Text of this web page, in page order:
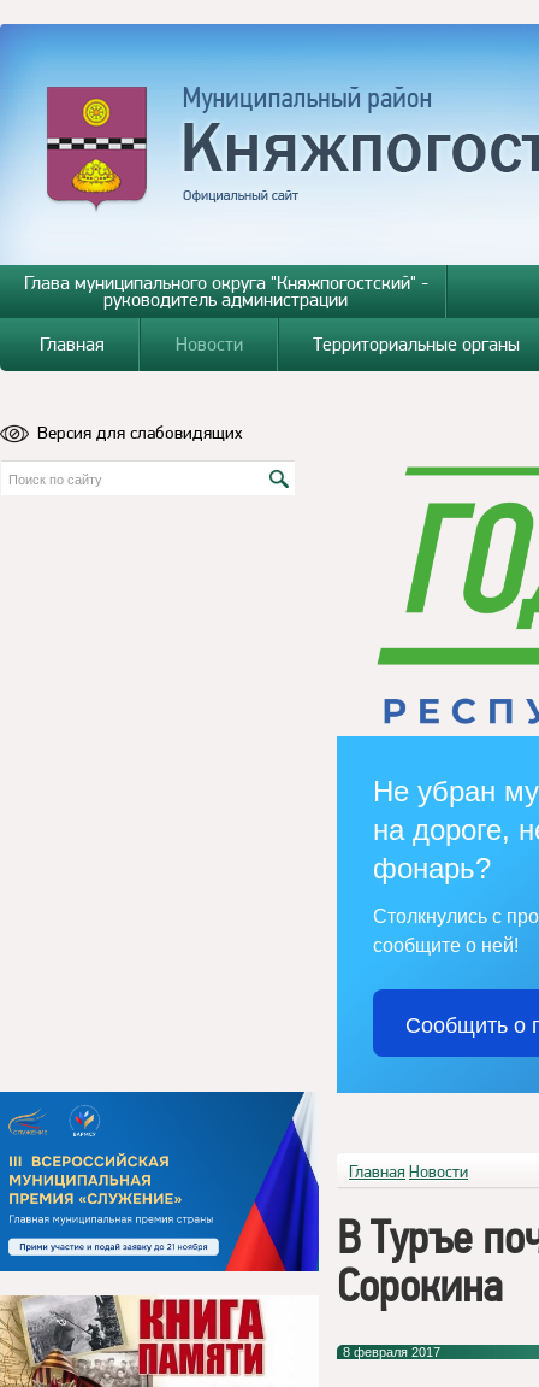
Глава муниципального округа "Княжпогостский" -
руководитель администрации
Главная
Новости Территориальные органы
Версия для слабовидящих
Не убран
на дороге,
фонарь?
Столкнулись с
сообщите о ней!
Сообщить о
Главная Новости
В Туръе
Сорокина
8 февраля 2017